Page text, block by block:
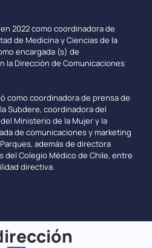
2022 como coordinadora de
de Medicina y Ciencias de la
encargada (s) de
la Dirección de Comunicaciones
como coordinadora de prensa de
Subdere, coordinadora del
Ministerio de la Mujer y la
de comunicaciones y marketing
además de directora
del Colegio Médico de Chile, entre
directiva.